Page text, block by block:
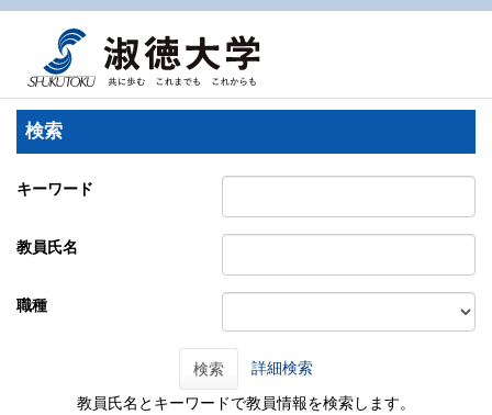
検索
キーワード
教員氏名
職種
検索 詳細検索
教員氏名とキーワードで教員情報を検索します。